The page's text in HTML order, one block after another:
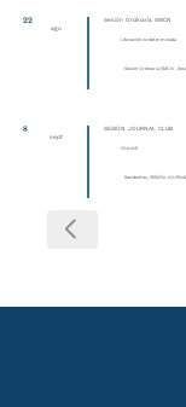
22
ago
Sesión Ordinaria SMCN
Ubicación no determinada
Sesión Ordinaria SMCN ,
8
sept
SESIÓN JOURNAL CLUB
ONLINE
Residentes, SESIÓN